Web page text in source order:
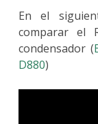
En el
comparar el
condensador (
D880)